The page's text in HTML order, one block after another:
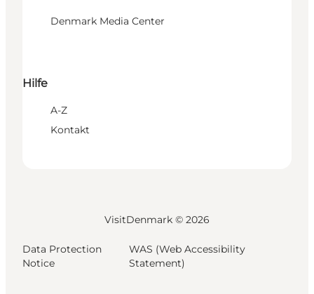
Denmark Media Center
Hilfe
A-Z
Kontakt
VisitDenmark © 2026
Data Protection
Notice
WAS (Web Accessibility
Statement)